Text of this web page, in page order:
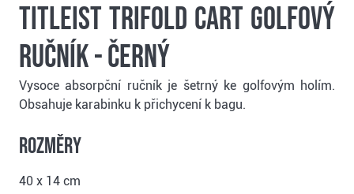
Titleist Trifold Cart golfový
ručník - černý
Vysoce absorpční ručník je šetrný ke golfovým holím.
Obsahuje karabinku k přichycení k bagu.
Rozměry
40 x 14 cm